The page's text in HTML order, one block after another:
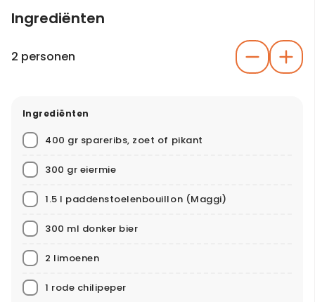
Ingrediënten
2 personen
Ingrediënten
400 gr spareribs, zoet of pikant
300 gr eiermie
1.5 l paddenstoelenbouillon (Maggi)
300 ml donker bier
2 limoenen
1 rode chilipeper